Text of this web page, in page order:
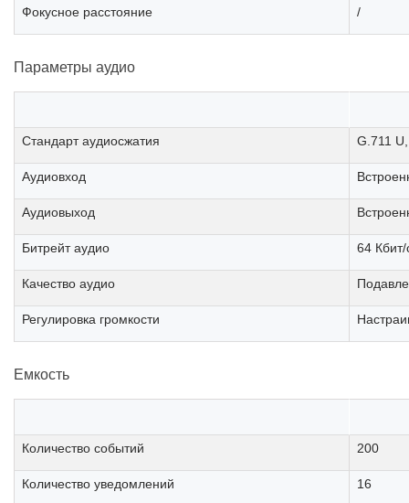
Фокусное расстояние /
Параметры аудио
Стандарт аудиосжатия G.711
Аудиовход
Аудиовыход
Битрейт аудио 64 Кбит/
Качество аудио
Регулировка громкости
Емкость
Количество событий 200
Количество уведомлений 16